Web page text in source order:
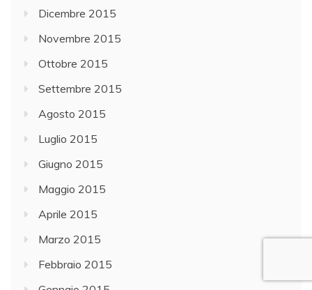
Dicembre 2015
Novembre 2015
Ottobre 2015
Settembre 2015
Agosto 2015
Luglio 2015
Giugno 2015
Maggio 2015
Aprile 2015
Marzo 2015
Febbraio 2015